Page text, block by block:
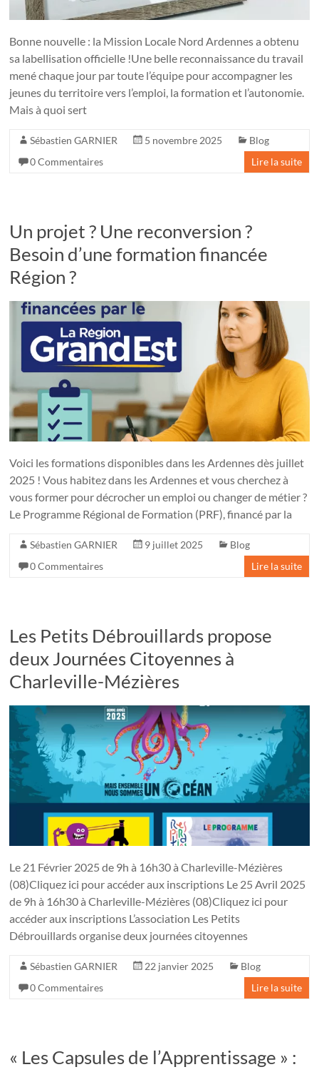
Bonne nouvelle : la Mission Locale Nord Ardennes a obtenu
sa labellisation officielle !Une belle reconnaissance du travail
mené chaque jour par toute l’équipe pour accompagner les
jeunes du territoire vers l’emploi, la formation et l’autonomie.
Mais à quoi sert
Sébastien GARNIER 5 novembre 2025
Blog
0 Commentaires
Lire la suite
Un projet ? Une reconversion ?
Besoin d’une formation financée
Région ?
Voici les formations disponibles dans les Ardennes dès juillet
2025 ! Vous habitez dans les Ardennes et vous cherchez à
vous former pour décrocher un emploi ou changer de métier ?
Le Programme Régional de Formation (PRF), financé par la
Sébastien GARNIER 9 juillet 2025
Blog
0 Commentaires
Lire la suite
Les Petits Débrouillards propose
deux Journées Citoyennes à
Charleville-Mézières
Le 21 Février 2025 de 9h à 16h30 à Charleville-Mézières
(08)Cliquez ici pour accéder aux inscriptions Le 25 Avril 2025
de 9h à 16h30 à Charleville-Mézières (08)Cliquez ici pour
accéder aux inscriptions L’association Les Petits
Débrouillards organise deux journées citoyennes
Sébastien GARNIER 22 janvier 2025
Blog
0 Commentaires
Lire la suite
« Les Capsules de l’Apprentissage » :